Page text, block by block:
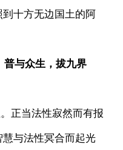
十方无边国土的阿
普与众生，拔九界
正当法性寂然而有报
与法性冥合而起光